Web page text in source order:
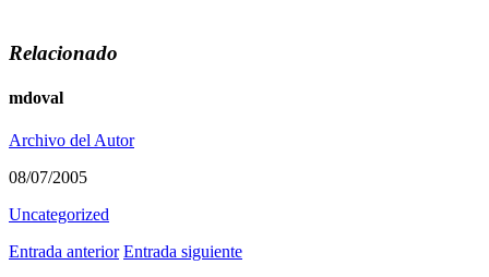
Relacionado
mdoval
Archivo del Autor
08/07/2005
Uncategorized
Entrada anterior Entrada siguiente